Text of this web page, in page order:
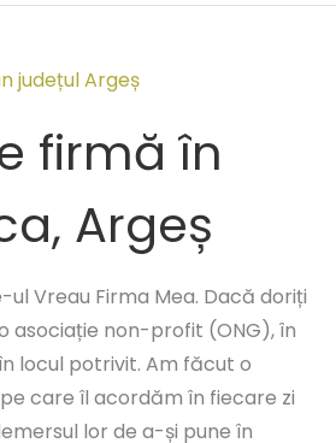
județul Argeș
firmă în
Argeș
ul Vreau Firma Mea. Dacă doriți
asociație non-profit (ONG), în
locul potrivit. Am făcut o
care îl acordăm în fiecare zi
lor de a-și pune în